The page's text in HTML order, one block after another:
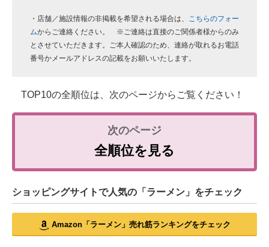
・店舗／施設情報の非掲載を希望される場合は、 こちらのフォー
ムからご連絡ください。 ※ご連絡は直接のご関係者様からのみ
とさせていただきます。ご本人確認のため、連絡が取れるお電話
番号かメールアドレスの記載をお願いいたします。
TOP10の全順位は、次のページからご覧ください！
全順位を見る
ショッピングサイトで人気の「ラーメン」をチェック
Amazon「ラーメン」売れ筋ランキングをチェック